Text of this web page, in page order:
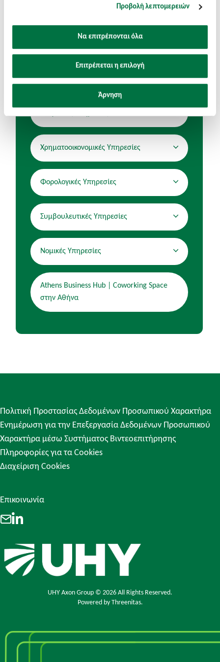
Προβολή λεπτομερειών
Να επιτρέπονται όλα
Επιτρέπεται η επιλογή
Άρνηση
Άλλες υπηρεσίες
Χρηματοοικονομικές Υπηρεσίες
Φορολογικές Υπηρεσίες
Συμβουλευτικές Υπηρεσίες
Νομικές Υπηρεσίες
Athens Business Hub | Coworking Space
στην Αθήνα
Πολιτική Προστασίας Δεδομένων Προσωπικού Χαρακτήρα
Ενημέρωση για την Επεξεργασία Δεδομένων Προσωπικού
Χαρακτήρα μέσω Συστήματος Βιντεοεπιτήρησης
Πληροφορίες για τα Cookies
Διαχείριση Cookies
Επικοινωνία
EmailLinkedIn
UHY Axon Group © 2026 All Rights Reserved.
Powered by Threenitas.